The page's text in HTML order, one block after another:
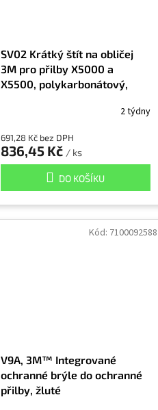
SV02 Krátký štít na obličej
3M pro přilby X5000 a
X5500, polykarbonátový,
2 týdny
691,28 Kč bez DPH
836,45 Kč / ks
DO KOŠÍKU
V9A, 3M™ Integrované
ochranné brýle do ochranné
přilby, žluté
Kód: 7100092588